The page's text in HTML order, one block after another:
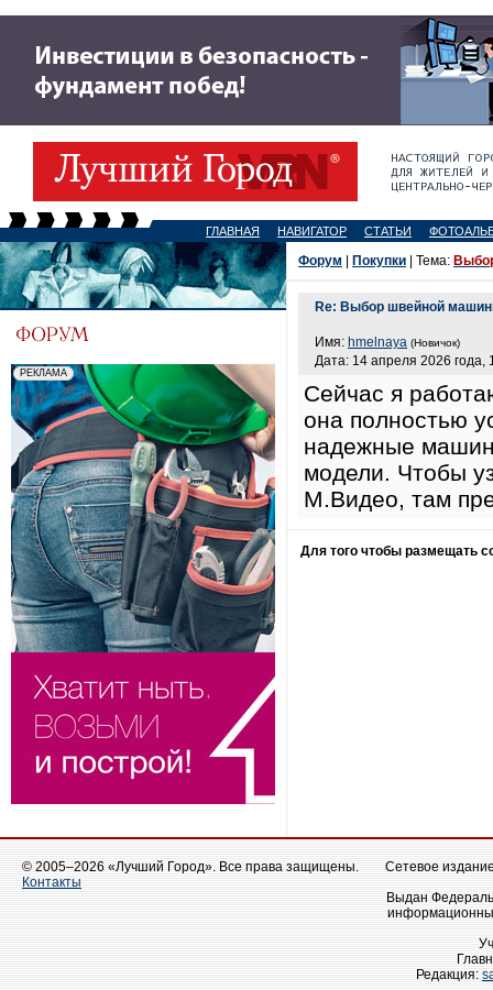
ГЛАВНАЯ НАВИГАТОР СТАТЬИ
Форум Покупки | Тема:
Re: Выбор швейной
Имя: hmelnaya (Новичок)
Дата: 14 апреля 2026 года,
Сейчас я
она полностью
надежные
модели. Чтобы
М.Видео, там
Для того чтобы размещать
© 2005–2026 «Лучший Город». Все права защищены.
Контакты
Сетевое
Выдан
Редакция: